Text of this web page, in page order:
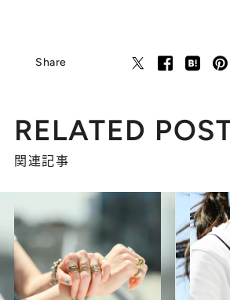
Share
RELATED
関連記事